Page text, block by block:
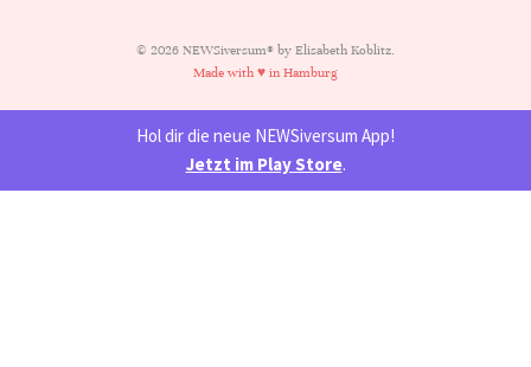
© 2026 NEWSiversum® by Elisabeth Koblitz.
Made with ♥ in Hamburg
Hol dir die neue NEWSiversum App!
Jetzt im Play Store.